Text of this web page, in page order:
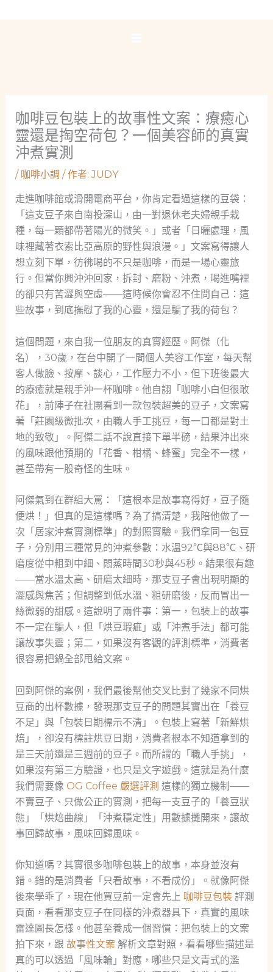
咖啡豆包裝上的故事性文案：療癒心
靈還是掏空荷包？一個美容師的真實
沖煮實測
/ 咖啡小調 / 作者:JUDY
走進咖啡館或滑開電商平台，你肯定看過這樣的豆袋：
「這支豆子來自南投深山，由一對退休老夫婦親手栽
種，每一顆都帶著陽光的微笑。」或者「日曬處理，風
味裡藏著衣索比亞高原的野性與浪漫。」文案寫得讓人
想立刻下單，彷彿喝的不只是咖啡，而是一場心靈旅
行。但當你興沖沖回家，拆封、磨粉、沖煮，喝進嘴裡
的卻只有苦澀與空虛——這時候你會忍不住問自己：這
些故事，到底撫慰了我的心靈，還是騙了我的荷包？
這個問題，來自我一位朋友的真實經歷。阿傑（化
名），30歲，在台中開了一間個人美容工作室，每天幫
客人做臉、按摩、談心，工作壓力不小，但下班後最大
的療癒就是親手沖一杯咖啡。他自詡「咖啡小白但很敢
花」，前陣子在社團看到一款包裝超美的豆子，文案寫
著「莊園級微批次，由職人手工挑豆，每一口都是對土
地的致敬」。阿傑二話不說直接下單半磅，結果沖出來
的風味跟他預期的「花香、柑橘、蜂蜜」完全不一樣，
甚至帶有一股奇怪的生味。
阿傑氣到在群組大罵：「這根本是故事寫得好，豆子隨
便烘！」但真的是這樣嗎？為了搞清楚，我陪他做了一
次「居家沖煮實測標準」的對照實驗。我們拿同一包豆
子，分別用三種常見的沖煮參數：水溫92℃與88℃、研
磨度從中粗到中細、悶蒸時間30秒與45秒。結果很有趣
——當水溫太高、研磨太細時，那支豆子會出現明顯的
澀感與焦苦；但調整到低水溫、粗研磨後，反而冒出一
絲微弱的甜感。這說明了兩件事：第一，包裝上的故事
不一定在騙人，但「烘豆瑕疵」或「沖煮手法」都可能
讓故事失靈；第二，如果沒有客觀的評測標準，消費者
很容易把鍋全部甩給文案。
回到阿傑的案例，我們最後幫他交叉比對了幾家不同烘
豆商的出杯數據，發現那支豆子的問題其實出在「養豆
不足」與「包裝日期標示不清」。包裝上寫著「新鮮烘
焙」，卻沒有標註烘豆日期，消費者根本不知道拿到的
是三天前還是三週前的豆子。而所謂的「職人手挑」，
如果沒有第三方驗證，也只是文字遊戲。這就是為什麼
我們需要像 OG Coffee 嚴選評測 這樣的獨立機制——
不賣豆子、只做公正的實測，把每一支豆子的「養豆狀
態」「烘焙曲線」「沖煮穩定性」用數據攤開來，讓故
事回歸故事，風味回歸風味。
你知道嗎？其實很多咖啡包裝上的故事，本身並沒有
錯。錯的是消費者「只看故事，不看成份」。就像阿傑
後來學乖了，現在他買豆前一定會先上 咖啡豆包裝評測
頁面，看看那支豆子在同樣的沖煮器具下，真實的風味
雷達圖長怎樣。他甚至養成一個習慣：把包裝上的文案
拍下來，跟 故事性文案解析文章對照，看看哪些描述是
真的可以透過「風味輪」對應，哪些只是文青式的濫